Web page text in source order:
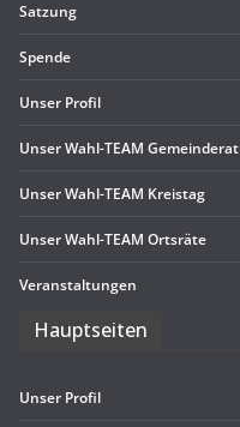
Sat­zung
Spende
Unser Pro­fil
Unser Wahl-TEAM Gemeinderat
Unser Wahl-TEAM Kreistag
Unser Wahl-TEAM Ortsräte
Ver­an­stal­tun­gen
Haupt­sei­ten
Unser Pro­fil